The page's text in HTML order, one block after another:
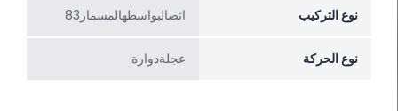
نوع التركيب اتصالبواسطهالمسمار83
نوع الحركة عجلةدوارة